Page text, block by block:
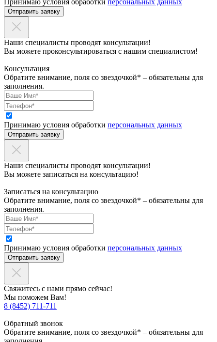
Принимаю условия обработки персональных данных
Отправить заявку
Наши специалисты проводят консультации!
Вы можете проконсультироваться с нашим специалистом!
Консультация
Обратите внимание, поля со звездочкой* – обязательны для
заполнения.
Принимаю условия обработки персональных данных
Отправить заявку
Наши специалисты проводят консультации!
Вы можете записаться на консультацию!
Записаться на консультацию
Обратите внимание, поля со звездочкой* – обязательны для
заполнения.
Принимаю условия обработки персональных данных
Отправить заявку
Свяжитесь с нами прямо сейчас!
Мы поможем Вам!
8 (8452) 711-711
Обратный звонок
Обратите внимание, поля со звездочкой* – обязательны для